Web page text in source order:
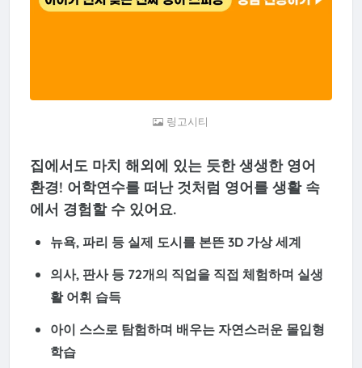
링고시티
집에서도 마치 해외에 있는 듯한 생생한 영어
환경! 어학연수를 떠난 것처럼 영어를 생활 속
에서 경험할 수 있어요.
뉴욕, 파리 등 실제 도시를 본뜬 3D 가상 세계
의사, 판사 등 72개의 직업을 직접 체험하며 실생
활 어휘 습득
아이 스스로 탐험하며 배우는 자연스러운 몰입형
학습